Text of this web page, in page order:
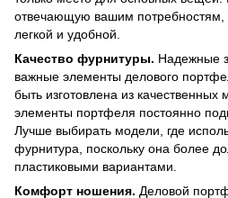
отвечающую вашим потребностям,
легкой и удобной.
Качество фурнитуры. Надежные
важные элементы делового
быть изготовлена ​​из качественных
элементы портфеля постоянно
Лучше выбирать модели, где
фурнитура, поскольку она более
пластиковыми вариантами.
Комфорт ношения. Деловой